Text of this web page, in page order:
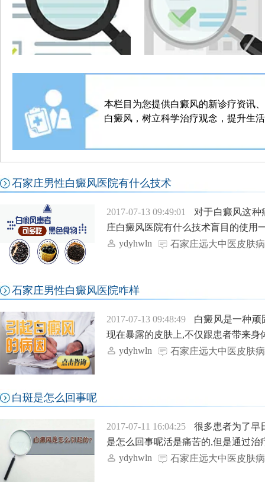
本栏目为您提供白癜风的新诊疗资讯
白癜风，树立科学治疗观念，提升生
石家庄男性白癜风医院有什么技术
2017-07-13 09:49:01
对于白癜风这种
庄白癜风医院有什么技术盲目的使用
ydyhwln
石家庄远大中医皮肤
石家庄男性白癜风医院咋样
2017-07-13 09:48:49
白癜风是一种顽
现在暴露的皮肤上,不仅跟患者带来
ydyhwln
石家庄远大中医皮肤
白斑是怎么回事呢
2017-07-11 16:04:25
很多患者为了早
是怎么回事呢活是痛苦的,但是通过
ydyhwln
石家庄远大中医皮肤